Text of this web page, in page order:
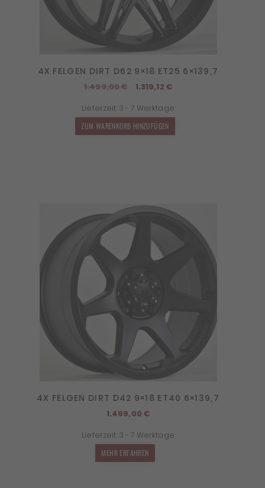
4X FELGEN DIRT D62 9×18 ET25 6×139,7
1.499,00€
Ursprünglicher
war:
1.499,00 €
1.319,12 €Aktueller
ist:
Lieferzeit: 3 - 7 Werktage
ZUM WARENKORB HINZUFÜGEN
4X FELGEN DIRT D42 9×18 ET40 6×139,7
1.499,00€
Lieferzeit: 3 - 7 Werktage
MEHR ERFAHREN